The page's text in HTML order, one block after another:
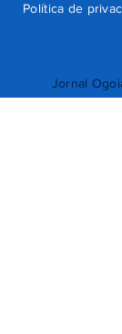
Jornal
Política de